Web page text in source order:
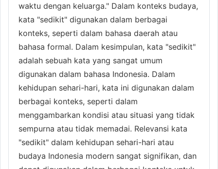
waktu dengan keluarga." Dalam konteks budaya,
kata "sedikit" digunakan dalam berbagai
konteks, seperti dalam bahasa daerah atau
bahasa formal. Dalam kesimpulan, kata "sedikit"
adalah sebuah kata yang sangat umum
digunakan dalam bahasa Indonesia. Dalam
kehidupan sehari-hari, kata ini digunakan dalam
berbagai konteks, seperti dalam
menggambarkan kondisi atau situasi yang tidak
sempurna atau tidak memadai. Relevansi kata
"sedikit" dalam kehidupan sehari-hari atau
budaya Indonesia modern sangat signifikan, dan